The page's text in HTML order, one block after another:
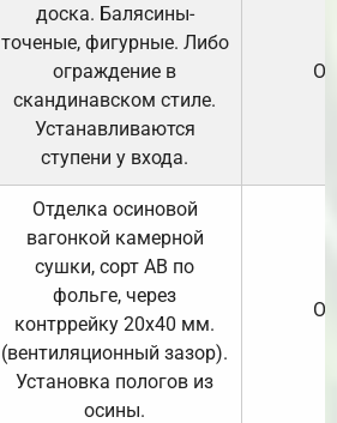
доска. Балясины-
точеные, фигурные. Либо
ограждение в
скандинавском стиле.
Устанавливаются
ступени у входа.
Отделка осиновой
вагонкой камерной
сушки, сорт АВ по
фольге, через
контррейку 20х40 мм.
(вентиляционный зазор).
Установка пологов из
осины.